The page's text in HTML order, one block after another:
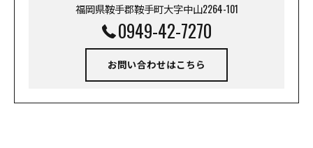
福岡県鞍手郡鞍手町大字中山2264-101
0949-42-7270
お問い合わせはこちら